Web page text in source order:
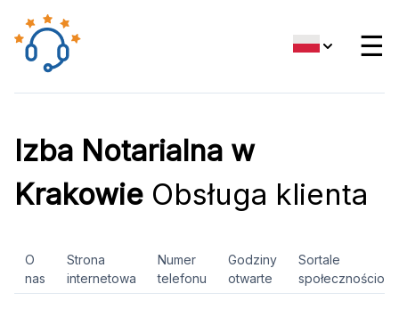
☰
Izba Notarialna w
Krakowie Obsługa klienta
O
nas
Strona
internetowa
Numer
telefonu
Godziny
otwarte
Sortale